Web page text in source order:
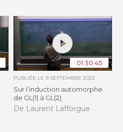
01:30:45
PUBLIÉE LE 9 SEPTEMBRE 2022
Sur l’induction automorphe
de GL(1) à GL(2)
De Laurent Lafforgue